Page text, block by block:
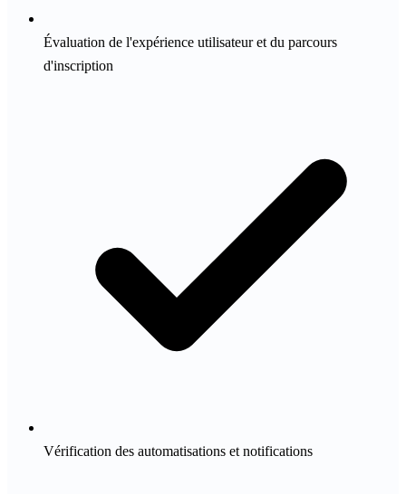
Évaluation de l'expérience utilisateur et du parcours
d'inscription
Vérification des automatisations et notifications